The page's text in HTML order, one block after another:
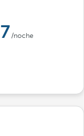
/noche